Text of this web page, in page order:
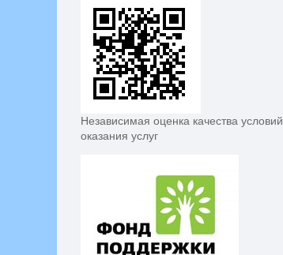
Независимая оценка качества условий
оказания услуг